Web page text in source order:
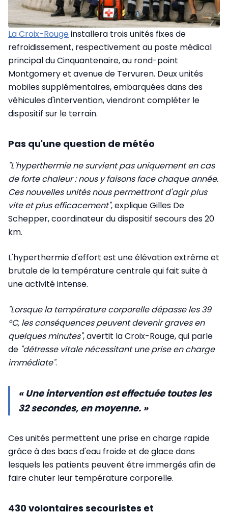
La Croix-Rouge installera trois unités fixes de
refroidissement, respectivement au poste médical
principal du Cinquantenaire, au rond-point
Montgomery et avenue de Tervuren. Deux unités
mobiles supplémentaires, embarquées dans des
véhicules d'intervention, viendront compléter le
dispositif sur le terrain.
Pas qu'une question de météo
"L'hyperthermie ne survient pas uniquement en cas
de forte chaleur : nous y faisons face chaque année.
Ces nouvelles unités nous permettront d'agir plus
vite et plus efficacement", explique Gilles De
Schepper, coordinateur du dispositif secours des 20
km.
L'hyperthermie d'effort est une élévation extrême et
brutale de la température centrale qui fait suite à
une activité intense.
"Lorsque la température corporelle dépasse les 39
°C, les conséquences peuvent devenir graves en
quelques minutes", avertit la Croix-Rouge, qui parle
de "détresse vitale nécessitant une prise en charge
immédiate".
« Une intervention est effectuée toutes les
32 secondes, en moyenne. »
Ces unités permettent une prise en charge rapide
grâce à des bacs d'eau froide et de glace dans
lesquels les patients peuvent être immergés afin de
faire chuter leur température corporelle.
430 volontaires secouristes et